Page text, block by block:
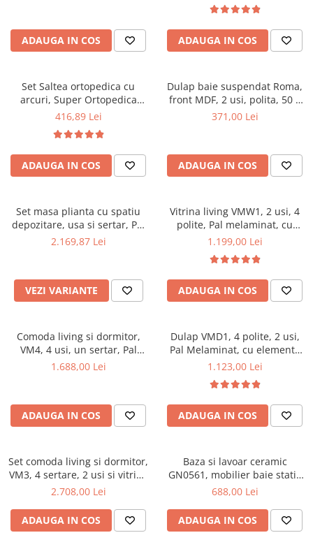
Mobilier copii
Mobila camera copii
Saltele patuturi copii
Paturi copii
Masa si scaune gradinita
Seturi comode living si dormitor
bej
ADAUGA IN COS
negru
ADAUGA IN COS
Set Saltea ortopedica cu
arcuri, Super Ortopedica
Sofia, 90x200x20cm, fermitate
Bonell, fata vara-iarna, sistem
aerisire cu butoni, Saltex plus
perna matlasata, antialergica,
50x70cm
416,89 Lei
ADAUGA IN COS
Dulap baie suspendat Roma,
front MDF, 2 usi, polita, 50 x
68 cm, alb
371,00 Lei
ADAUGA IN COS
Set masa plianta cu spatiu
depozitare, usa si sertar, Pal
Melaminat, 160x96x80 cm si 6
2.169,87 Lei
VEZI VARIANTE
Vitrina living VMW1, 2 usi, 4
polite, Pal melaminat, cu
insertii MDF, Nuc
1.199,00 Lei
ADAUGA IN COS
Comoda living si dormitor,
VM4, 4 usi, un sertar, Pal
melaminat, cu insertii MDF,
1.688,00 Lei
ADAUGA IN COS
Dulap VMD1, 4 polite, 2 usi,
Pal Melaminat, cu elemente
din MDF, Nuc
1.123,00 Lei
ADAUGA IN COS
Set comoda living si dormitor,
VM3, 4 sertare, 2 usi si vitrina
suprapozabila VMN4, 2 usi, 2
insertii MDF, Nuc
2.708,00 Lei
ADAUGA IN COS
Baza si lavoar ceramic
GN0561, mobilier baie stativ
50 cm, front MDF, 2 usi, 2
reglabile, alb/antracit
688,00 Lei
ADAUGA IN COS